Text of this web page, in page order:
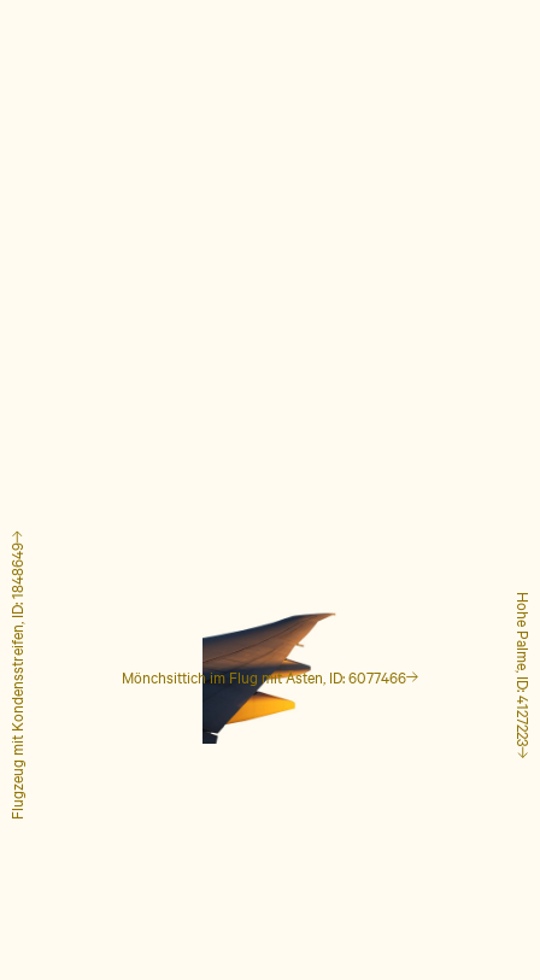
Mönchsittich im Flug mit Ästen, ID: 6077466 Hohe Palme, ID: 4127223
Flugzeug mit Kondensstreifen, ID: 1848649